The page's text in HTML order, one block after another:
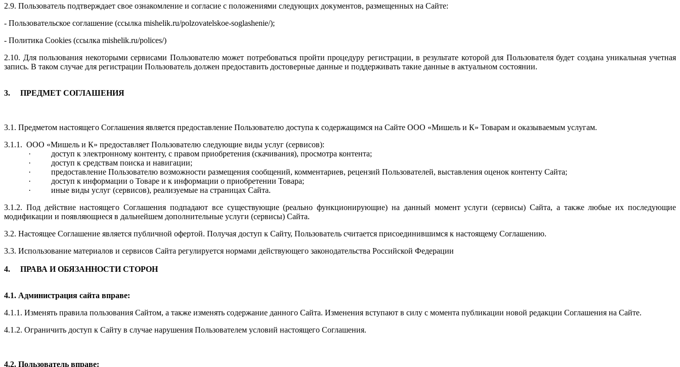
2.9. Пользователь подтверждает свое ознакомление и согласие с положениями следующих документов, размещенных на Сайте:
- Пользовательское соглашение (ссылка mishelik.ru/polzovatelskoe-soglashenie/);
- Политика Cookies (ссылка mishelik.ru/polices/)
2.10. Для пользования некоторыми сервисами Пользователю может потребоваться пройти процедуру регистрации, в результате которой для Пользователя будет создана уникальная учетная
запись. В таком случае для регистрации Пользователь должен предоставить достоверные данные и поддерживать такие данные в актуальном состоянии.
3. ПРЕДМЕТ СОГЛАШЕНИЯ
3.1. Предметом настоящего Соглашения является предоставление Пользователю доступа к содержащимся на Сайте ООО «Мишель и К» Товарам и оказываемым услугам.
3.1.1. ООО «Мишель и К» предоставляет Пользователю следующие виды услуг (сервисов):
·
доступ к электронному контенту, с правом приобретения (скачивания), просмотра контента;
·
доступ к средствам поиска и навигации;
·
предоставление Пользователю возможности размещения сообщений, комментариев, рецензий Пользователей, выставления оценок контенту Сайта;
·
доступ к информации о Товаре и к информации о приобретении Товара;
·
иные виды услуг (сервисов), реализуемые на страницах Сайта.
3.1.2. Под действие настоящего Соглашения подпадают все существующие (реально функционирующие) на данный момент услуги (сервисы) Сайта, а также любые их последующие
модификации и появляющиеся в дальнейшем дополнительные услуги (сервисы) Сайта.
3.2. Настоящее Соглашение является публичной офертой. Получая доступ к Сайту, Пользователь считается присоединившимся к настоящему Соглашению.
3.3. Использование материалов и сервисов Сайта регулируется нормами действующего законодательства Российской Федерации
4. ПРАВА И ОБЯЗАННОСТИ СТОРОН
4.1. Администрация сайта вправе:
4.1.1. Изменять правила пользования Сайтом, а также изменять содержание данного Сайта. Изменения вступают в силу с момента публикации новой редакции Соглашения на Сайте.
4.1.2. Ограничить доступ к Сайту в случае нарушения Пользователем условий настоящего Соглашения.
4.2. Пользователь вправе: